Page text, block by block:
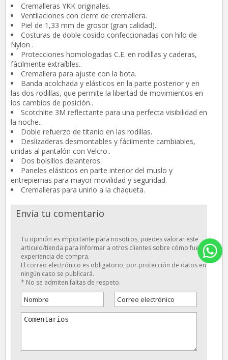
Cremalleras YKK originales.
Ventilaciones con cierre de cremallera.
Piel de 1,33 mm de grosor (gran calidad)..
Costuras de doble cosido confeccionadas con hilo de
Nylon .
Protecciones homologadas C.E. en rodillas y caderas,
fácilmente extraíbles..
Cremallera para ajuste con la bota.
Banda acolchada y elásticos en la parte posterior y en
las dos rodillas, que permite la libertad de movimientos en
los cambios de posición..
Scotchlite 3M reflectante para una perfecta visibilidad en
la noche..
Doble refuerzo de titanio en las rodillas.
Deslizaderas desmontables y fácilmente cambiables,
unidas al pantalón con Velcro..
Dos bolsillos delanteros.
Paneles elásticos en parte interior del muslo y
entrepiernas para mayor movilidad y seguridad.
Cremalleras para unirlo a la chaqueta.
Envía tu comentario
Tu opinión es importante para nosotros, puedes valorar este
articulo/tienda para informar a otros clientes sobre cómo fue tu
experiencia de compra.
El correo electrónico es obligatorio, por protección de datos en
ningún caso se publicará.
* No se admiten faltas de respeto.